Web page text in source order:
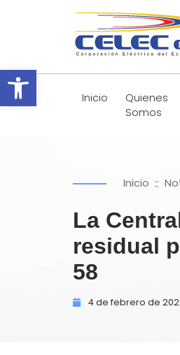
Abrir barra de
Inicio
Quienes
Somos
Inicio ::
La
residual
58
4 de febrero de